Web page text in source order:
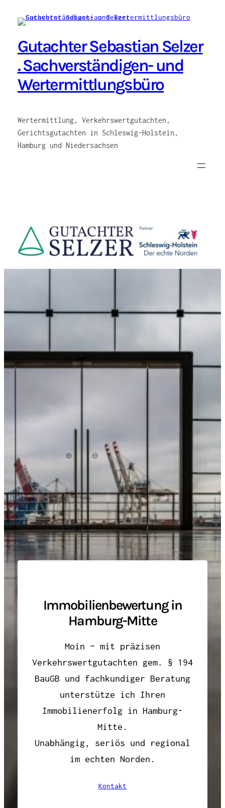
Inhalt
Gutachter Sebastian Selzer
. Sachverständigen- und
Wertermittlungsbüro
Wertermittlung, Verkehrswertgutachten,
Gerichtsgutachten in Schleswig-Holstein,
Hamburg und Niedersachsen
Immobilienbewertung in
Hamburg-Mitte
Moin – mit präzisen
Verkehrswertgutachten gem. § 194
BauGB und fachkundiger Beratung
unterstütze ich Ihren
Immobilienerfolg in Hamburg-
Mitte.
Unabhängig, seriös und regional
im echten Norden.
Kontakt